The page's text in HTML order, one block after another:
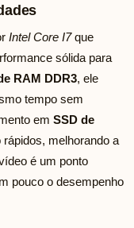
Intel Core I7que
sólida para
RAM DDR3, ele
tempo sem
em SSD de
melhorando a
é um ponto
pouco o desempenho